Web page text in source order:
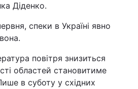
Діденко.
спеки в Україні явно
повітря знизиться
областей становитиме
в суботу у східних